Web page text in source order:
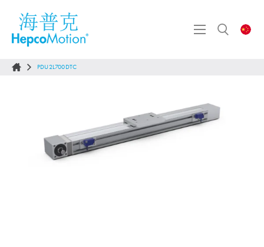
PDU2L700DTC